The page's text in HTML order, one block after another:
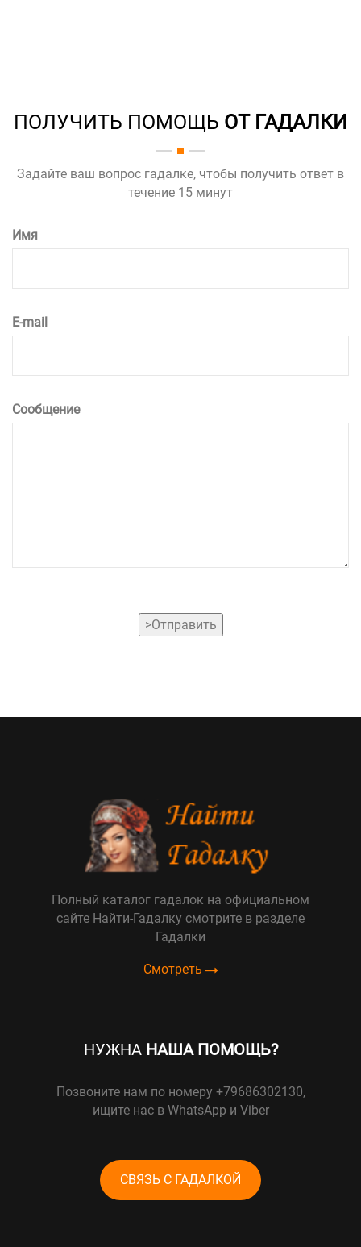
ПОЛУЧИТЬ ПОМОЩЬ ОТ ГАДАЛКИ
Задайте ваш вопрос гадалке, чтобы получить ответ в
течение 15 минут
Имя
E-mail
Сообщение
>Отправить
Полный каталог гадалок на официальном
сайте Найти-Гадалку смотрите в разделе
Гадалки
Смотреть
НУЖНА НАША ПОМОЩЬ?
Позвоните нам по номеру +79686302130,
ищите нас в WhatsApp и Viber
СВЯЗЬ С ГАДАЛКОЙ